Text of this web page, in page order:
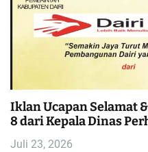
Iklan Ucapan Selamat
8 dari Kepala Dinas
Juli 23, 2026